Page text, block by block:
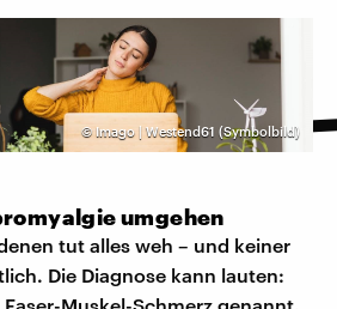
© Imago | Westend61 (Symbolbild)
umgehen
tut alles weh – und keiner
Die Diagnose kann lauten: